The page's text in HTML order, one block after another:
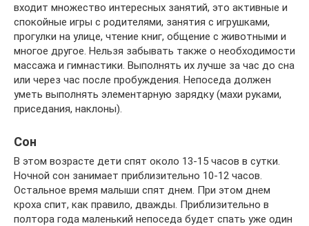
входит множество интересных занятий, это активные и
спокойные игры с родителями, занятия с игрушками,
прогулки на улице, чтение книг, общение с животными и
многое другое. Нельзя забывать также о необходимости
массажа и гимнастики. Выполнять их лучше за час до сна
или через час после пробуждения. Непоседа должен
уметь выполнять элементарную зарядку (махи руками,
приседания, наклоны).
Сон
В этом возрасте дети спят около 13-15 часов в сутки.
Ночной сон занимает приблизительно 10-12 часов.
Остальное время малыши спят днем. При этом днем
кроха спит, как правило, дважды. Приблизительно в
полтора года маленький непоседа будет спать уже один